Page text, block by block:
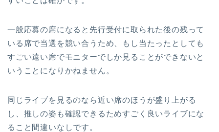
一般応募の席になると先行受付に取られた後の残って
いる席で当選を競い合うため、もし当たったとしても
すごい遠い席でモニターでしか見ることができないと
いうことになりかねません。
同じライブを見るのなら近い席のほうが盛り上がる
し、推しの姿も確認できるためすごく良いライブにな
ること間違いなしです。